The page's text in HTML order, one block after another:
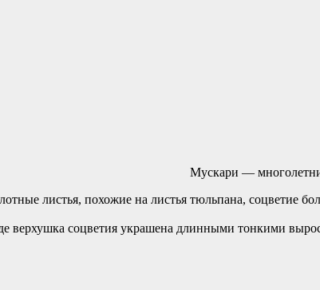
Мускари —
листья, похожие на листья тюльпана, соцветие
верхушка соцветия украшена длинными тонкими